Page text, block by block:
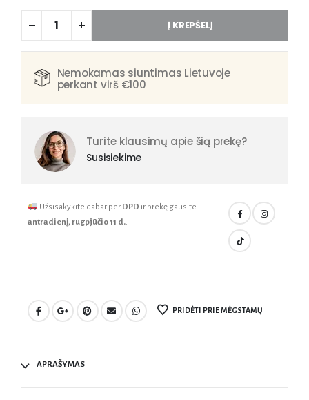
Į KREPŠELĮ
Nemokamas siuntimas Lietuvoje
perkant virš €100
Turite klausimų apie šią prekę?
Susisiekime
Užsisakykite dabar per DPD ir prekę gausite
antradienį, rugpjūčio 11 d..
PRIDĖTI PRIE MĖGSTAMŲ
APRAŠYMAS